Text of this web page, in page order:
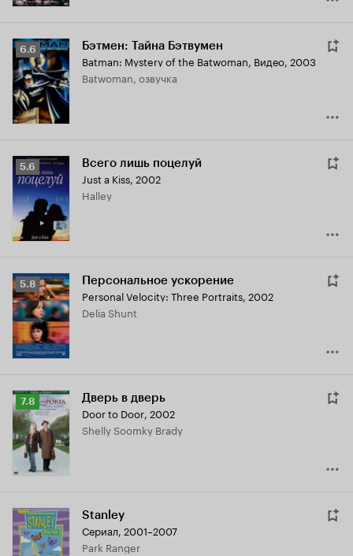
Рейтинг
Кинопоиска
6.6
6.6 Бэтмен: Тайна Бэтвумен
Batman: Mystery of the Batwoman, Видео, 2003
Batwoman, озвучка
Рейтинг
Кинопоиска
5.6
5.6 Всего лишь поцелуй
Just a Kiss, 2002
Halley
Рейтинг
Кинопоиска
5.8
5.8 Персональное ускорение
Personal Velocity: Three Portraits, 2002
Delia Shunt
Рейтинг
Кинопоиска
7.8
7.8 Дверь в дверь
Door to Door, 2002
Shelly Soomky Brady
Stanley
Сериал, 2001–2007
Park Ranger